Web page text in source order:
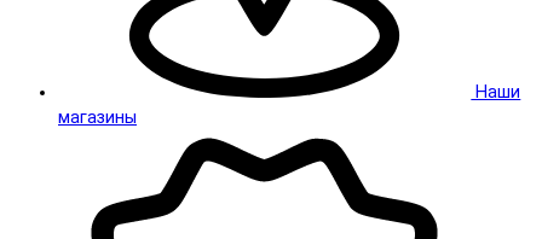
Наши
магазины